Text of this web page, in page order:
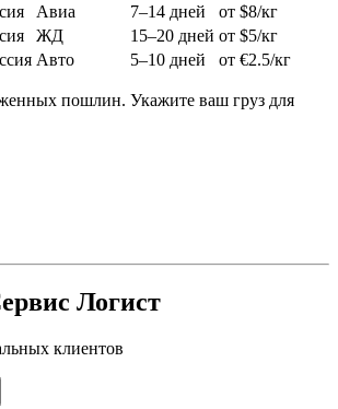
Авиа 7–14 дней
от $8/кг
ЖД 15–20 дней от $5/кг
Авто 5–10 дней от €2.5/кг
пошлин. Укажите ваш груз для
Логист
клиентов